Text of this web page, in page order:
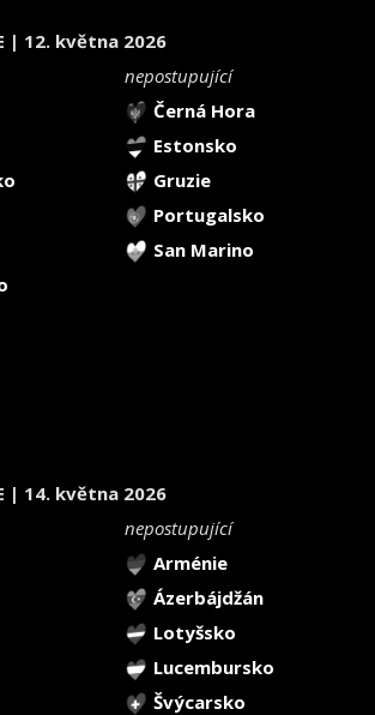
| 12. května 2026
nepostupující
Černá Hora
Estonsko
Gruzie
Portugalsko
San Marino
| 14. května 2026
nepostupující
Arménie
Ázerbájdžán
Lotyšsko
Lucembursko
Švýcarsko